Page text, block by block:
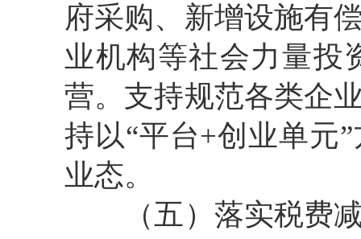
府采购、新增设施有
业机构等社会力量投
营。支持规范各类企
持以“平台+创业单元
业态。
（五）落实税费